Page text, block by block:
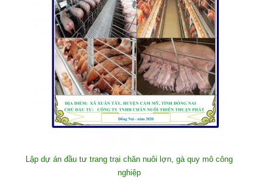
Lập dự án đầu tư trang trại chăn nuôi lợn, gà quy mô công
nghiệp